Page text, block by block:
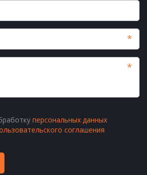
*
*
персональных данных
соглашения